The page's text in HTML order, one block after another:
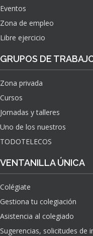
Eventos
Zona de empleo
Libre ejercicio
GRUPOS DE
Zona privada
Cursos
Jornadas y talleres
Uno de los nuestros
TODOTELECOS
VENTANILLA ÚNICA
Colégiate
Gestiona tu colegiación
Asistencia al colegiado
Sugerencias, solicitudes de